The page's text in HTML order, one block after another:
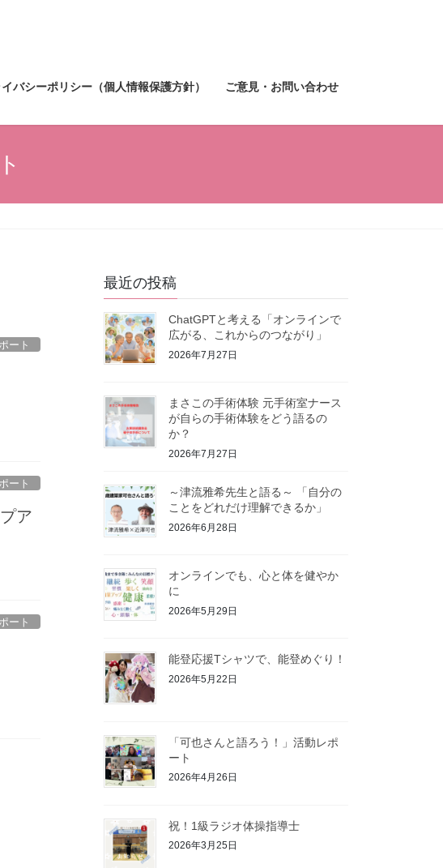
バシーポリシー（個人情報保護方針） ご意見・お問い合わせ
ート
ート
ア
ート
最近の投稿
ChatGPTと考える「オンラインで
広がる、これからのつながり」
2026年7月27日
まさこの手術体験 元手術室ナース
が自らの手術体験をどう語るの
か？
2026年7月27日
～津流雅希先生と語る～ 「自分の
ことをどれだけ理解できるか」
2026年6月28日
オンラインでも、心と体を健やか
に
2026年5月29日
能登応援Tシャツで、能登めぐり！
2026年5月22日
「可也さんと語ろう！」活動レポ
ート
2026年4月26日
祝！1級ラジオ体操指導士
2026年3月25日